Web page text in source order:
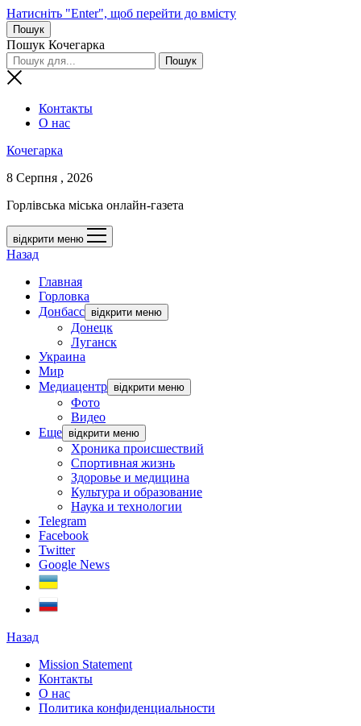
Натисніть "Enter", щоб перейти до вмісту
Пошук
Пошук Кочегарка
Контакты
О нас
Кочегарка
8 Серпня , 2026
Горлівська міська онлайн-газета
відкрити меню
Назад
Главная
Горловка
Донбасс відкрити меню
Донецк
Луганск
Украина
Мир
Медиацентр відкрити меню
Фото
Видео
Еще відкрити меню
Хроника происшествий
Спортивная жизнь
Здоровье и медицина
Культура и образование
Наука и технологии
Telegram
Facebook
Twitter
Google News
Назад
Mission Statement
Контакты
О нас
Политика конфиденциальности